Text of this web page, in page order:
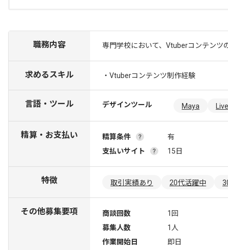
職務内容 専門学校において、Vtuberコンテンツ
求めるスキル ・Vtuberコンテンツ制作経験
言語・ツール デザインツール Maya
精算・お支払い 精算条件
有
支払いサイト
15日
特徴 取引実績あり 20代活躍中
その他募集要項 商談回数
1回
募集人数
1人
作業開始日
即日